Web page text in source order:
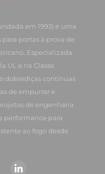
em 1993) é uma
portas à prova de
Especializada
UL e na Classe
dobradiças contínuas
de empurrar e
de engenharia
performance para
ao fogo desde